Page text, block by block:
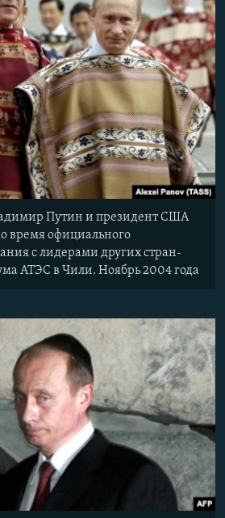
Путин и президент США
время официального
с лидерами других стран-
АТЭС в Чили. Ноябрь 2004 года